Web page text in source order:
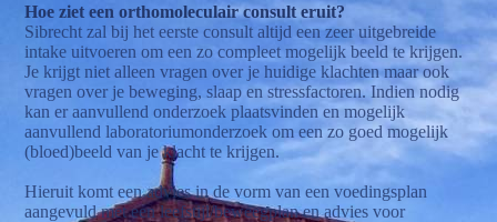
Hoe ziet een orthomoleculair consult eruit?
Sibrecht zal bij het eerste consult altijd een zeer uitgebreide
intake uitvoeren om een zo compleet mogelijk beeld te krijgen.
Je krijgt niet alleen vragen over je huidige klachten maar ook
vragen over je beweging, slaap en stressfactoren. Indien nodig
kan er aanvullend onderzoek plaatsvinden en mogelijk
aanvullend laboratoriumonderzoek om een zo goed mogelijk
(bloed)beeld van je klacht te krijgen.
Hieruit komt een advies in de vorm van een voedingsplan
aangevuld met een leefstijl/beweegplan en advies voor